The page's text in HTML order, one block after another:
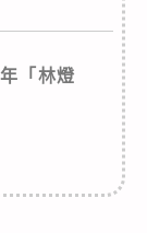
「林燈